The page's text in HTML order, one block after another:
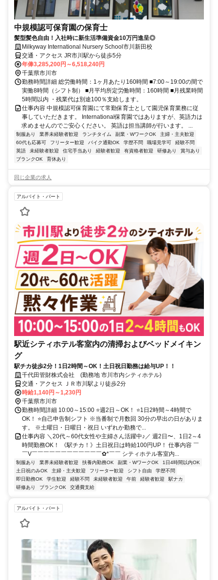
中規模認可保育園の保育士
髪型髪色自由！入社時に新生活準備資金10万円進呈◎
Milkyway International Nursery School市川新田校
交通・アクセス JR市川駅から徒歩5分
年俸3,285,200円～6,518,240円
千葉県市川市
勤務時間詳細 総労働時間：1ヶ月あたり160時間 ■7:00～19:00の間で
実働8時間（シフト制） ■月平均所定労働時間：160時間 ■月残業時間
5時間以内 ・残業代は別途100％支給します。
仕事内容 中規模認可保育園にて常勤保育士として園児保育業務に従
事していただきます。 International保育園ではありますが、英語力は
求めませんのでご安心ください。 英語は担当講師が行います。 ...
制服あり 業界未経験者歓迎 ランチタイム 副業・WワークOK
主婦・主夫歓迎
60代も応募可
フリーター歓迎 バイク通勤OK 学歴不問 職場見学可
経験不問
英語
未経験者歓迎 住宅手当あり 経験者歓迎 有資格者歓迎 研修あり
賞与あり
ブランクOK
育休あり
同じ企業の求人
アルバイト・パート
駅近シティホテル客室内の清掃およびベッドメイキン
グ
駅チカ徒歩2分！1日2時間～OK！土日祝日勤務は給与UP！！
千代田管財株式会社 (勤務地 市川市内シティホテル)
交通・アクセス ＪＲ市川駅より徒歩2分
時給1,140円～1,230円
千葉県市川市
勤務時間詳細 10:00～15:00 ⭐週2日～OK！ ⭐1日2時間～4時間で
OK！ ⭐自己申告制シフト ※当番制で月数回 30分の早出の日がありま
す。 ※土曜日・日曜日・祝日 いずれか勤務で...
仕事内容 ＼20代～60代女性や主婦さん活躍中♪／ 週2日〜、1日2～4
時間勤務OK！ 《駅チカ！》土日祝日は時給100円UP！ 仕事内容 ￣
￣V￣￣￣￣￣￣￣￣￣￣￣￣✿*￣￣ シティホテル客室内...
制服あり 業界未経験者歓迎 扶養内勤務OK 副業・WワークOK
1日4時間以内OK
土日祝のみOK
主婦・主夫歓迎 フリーター歓迎 シフト自由
学歴不問
即日勤務OK
学生歓迎 経験不問 未経験者歓迎 午前 経験者歓迎
駅ナカ
研修あり
ブランクOK 交通費支給
アルバイト・パート